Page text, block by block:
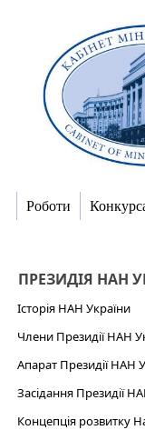
Роботи
ПРЕЗИДІЯ НАН
Історія НАН України
Члени Президії НАН
Апарат Президії НАН
Засідання Президії
Концепція розвитку